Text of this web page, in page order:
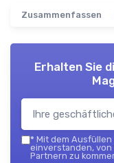
Zusammenfassen
Erhalten Sie
* Mit dem
einverstanden, von
Partnern zu